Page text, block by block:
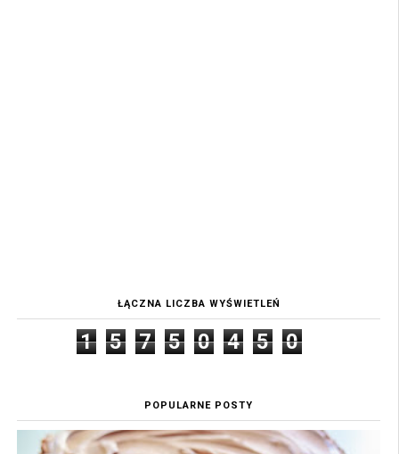
ŁĄCZNA LICZBA WYŚWIETLEŃ
1 5 7 5 0 4 5 0
POPULARNE POSTY